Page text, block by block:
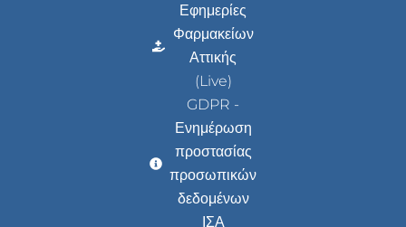
Εφημερίες
Φαρμακείων
Αττικής
(Live)
GDPR -
Ενημέρωση
προστασίας
προσωπικών
δεδομένων
ΙΣΑ